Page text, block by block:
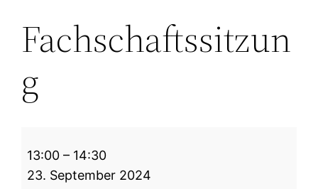
Fachschaftssitzun
g
13:00 – 14:30
23. September 2024